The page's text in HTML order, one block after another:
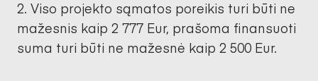
Viso projekto sąmatos poreikis turi būti ne
mažesnis kaip 2 777 Eur, prašoma finansuoti
suma turi būti ne mažesnė kaip 2 500 Eur.